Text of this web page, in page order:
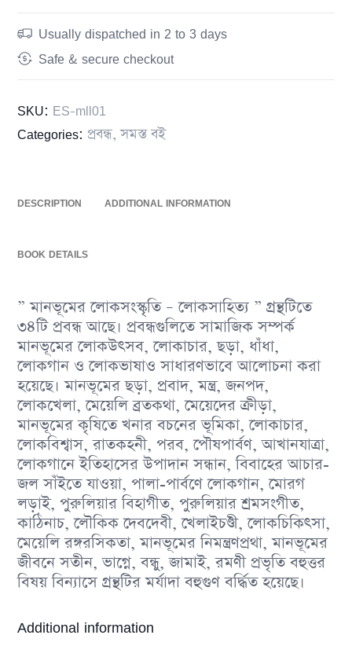
Usually dispatched in 2 to 3 days
Safe & secure checkout
SKU: ES-mll01
Categories: প্রবন্ধ,সমস্ত বই
DESCRIPTION ADDITIONAL INFORMATION
BOOK DETAILS
” মানভূমের লোকসংস্কৃতি – লোকসাহিত্য ” গ্রন্থটিতে
৩৪টি প্রবন্ধ আছে। প্রবন্ধগুলিতে সামাজিক সম্পর্ক
মানভূমের লোকউৎসব, লোকাচার, ছড়া, ধাঁধা,
লোকগান ও লোকভাষাও সাধারণভাবে আলোচনা করা
হয়েছে। মানভূমের ছড়া, প্রবাদ, মন্ত্র, জনপদ,
লোকখেলা, মেয়েলি ব্রতকথা, মেয়েদের ক্রীড়া,
মানভূমের কৃষিতে খনার বচনের ভূমিকা, লোকাচার,
লোকবিশ্বাস, রাতকহনী, পরব, পৌষপার্বণ, আখানযাত্রা,
লোকগানে ইতিহাসের উপাদান সন্ধান, বিবাহের আচার-
জল সাঁইতে যাওয়া, পালা-পার্বণে লোকগান, মোরগ
লড়াই, পুরুলিয়ার বিহাগীত, পুরুলিয়ার শ্রমসংগীত,
কাঠিনাচ, লৌকিক দেবদেবী, খেলাইচণ্ডী, লোকচিকিৎসা,
মেয়েলি রঙ্গরসিকতা, মানভূমের নিমন্ত্রণপ্রথা, মানভূমের
জীবনে সতীন, ভাগ্নে, বন্ধু, জামাই, রমণী প্রভৃতি বহুত্তর
বিষয় বিন্যাসে গ্রন্থটির মর্যাদা বহুগুণ বৰ্দ্ধিত হয়েছে।
Additional information